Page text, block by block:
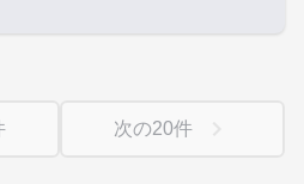
次の20件